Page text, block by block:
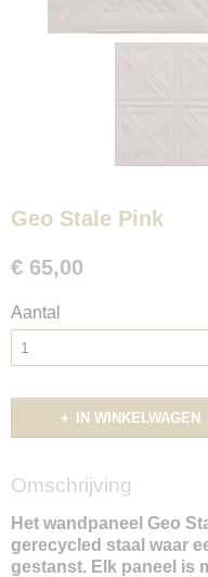
Geo Stale Pink
€ 65,00
Aantal
IN WINKELWAGEN
Omschrijving
Het wandpaneel Geo
gerecycled staal waar
gestanst. Elk paneel is